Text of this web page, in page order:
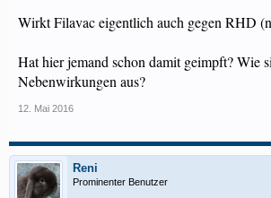
Wirkt Filavac eigentlich auch gegen RHD
Hat hier jemand schon damit geimpft? Wie
Nebenwirkungen aus?
12. Mai 2016
Reni
Prominenter Benutzer